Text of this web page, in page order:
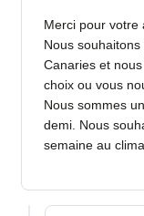
Merci pour votre
Nous
Canaries et
choix ou vous
Nous sommes
demi. Nous
semaine au